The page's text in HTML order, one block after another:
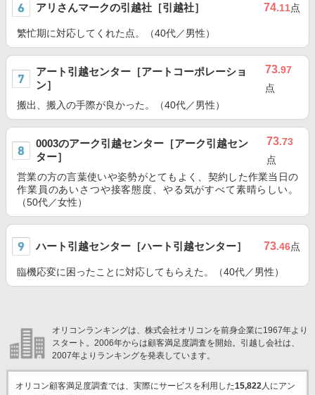
アリさんマークの引越社［引越社］ 74.11点
繁忙期に対応してくれた点。（40代／男性）
アート引越センター［アートコーポレーショ
ン］
73.97
点
搬出、搬入の手際が良かった。（40代／男性）
0003のアーク引越センター［アーク引越セン
ター］
73.73
点
営業の方の言葉使いや姿勢がとてもよく、契約した作業当日の
作業員のあいさつや接客態度、やる気がすべて素晴らしい。
（50代／女性）
ハート引越センター［ハート引越センター］ 73.46点
臨機応変に困ったことに対応してもらえた。（40代／男性）
オリコンランキングは、株式会社オリコンを前身企業に1967年より
スタート。2006年からは顧客満足度調査を開始。引越し会社は、
2007年よりランキングを発表しています。
オリコン顧客満足度調査では、実際にサービスを利用した15,822人にアン